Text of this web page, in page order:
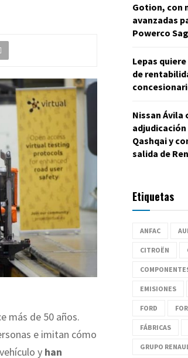
más de 50 años.
e imitan cómo
y han
Gotion, con
avanzadas
Powerco
Lepas
de
Nissan Ávila
Qashqai y
salida de
Etiquetas
ANFAC
CITROËN
EMISIONES
FORD
FÁBRICAS
GRUPO